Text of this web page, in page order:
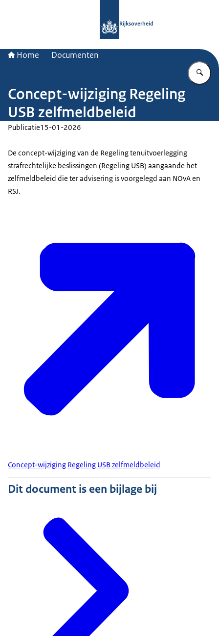
Rijksoverheid
Home Documenten
Concept-wijziging Regeling
USB zelfmeldbeleid
Publicatie15-01-2026
De concept-wijziging van de Regeling tenuitvoerlegging
strafrechtelijke beslissingen (Regeling USB) aangaande het
zelfmeldbeleid die ter advisering is voorgelegd aan NOvA en
RSJ.
Concept-wijziging Regeling USB zelfmeldbeleid
Dit document is een bijlage bij